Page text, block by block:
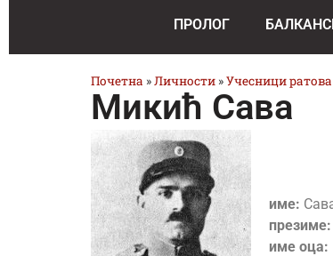
ПРОЛОГ
Почетна »Личности »Учесници ратова
Микић Сава
име:
презиме:
име оца: